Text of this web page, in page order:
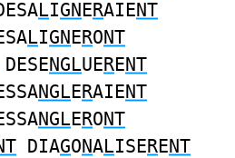
LIGNERAIENT
LIGNERONT
DESENGLUERENT
NGLERAIENT
NGLERONT
DIAGONALISERENT